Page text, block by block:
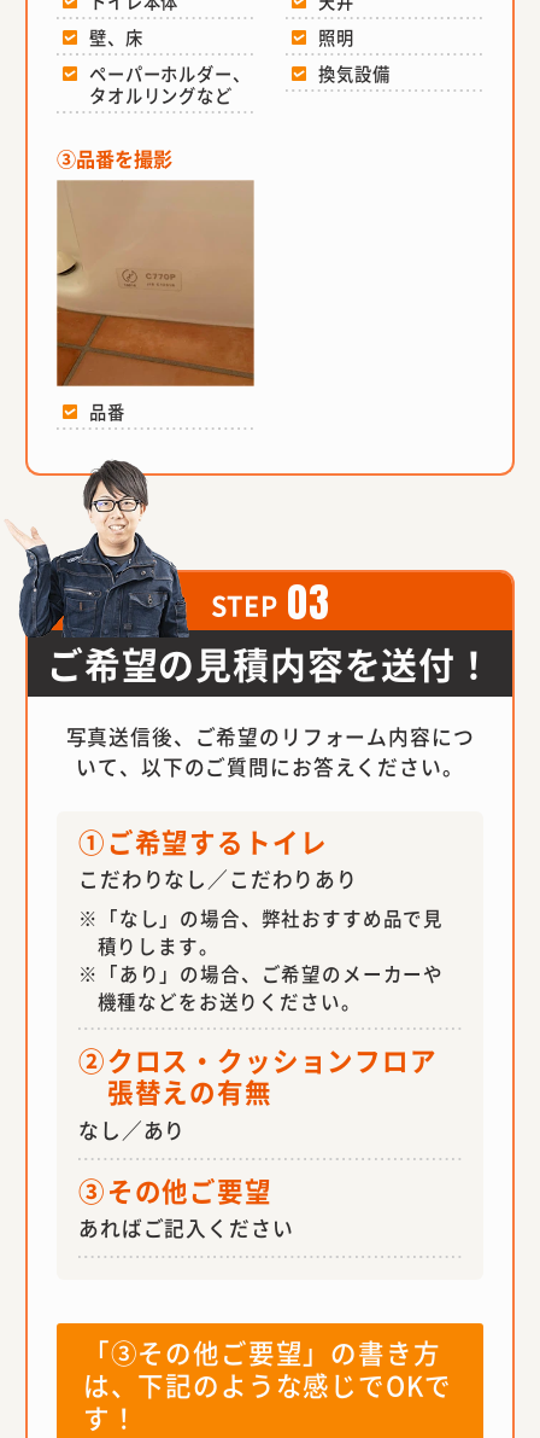
壁、床
ペーパーホルダー、
タオルリングなど
照明
換気設備
③品番を撮影
品番
STEP 03
ご希望の見積内容を送付！
写真送信後、ご希望のリフォーム内容につ
いて、以下のご質問にお答えください。
①ご希望するトイレ
こだわりなし／こだわりあり
「なし」の場合、弊社おすすめ品で見
積りします。
「あり」の場合、ご希望のメーカーや
機種などをお送りください。
②クロス・クッションフロア
張替えの有無
なし／あり
③その他ご要望
あればご記入ください
「③その他ご要望」の書き方
は、下記のような感じでOKで
す！